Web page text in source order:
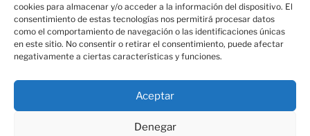
cookies para almacenar y/o acceder a la información del dispositivo. El
consentimiento de estas tecnologías nos permitirá procesar datos
como el comportamiento de navegación o las identificaciones únicas
en este sitio. No consentir o retirar el consentimiento, puede afectar
negativamente a ciertas características y funciones.
Aceptar
Denegar
Política de privacidad Funciona gracias a WordPress